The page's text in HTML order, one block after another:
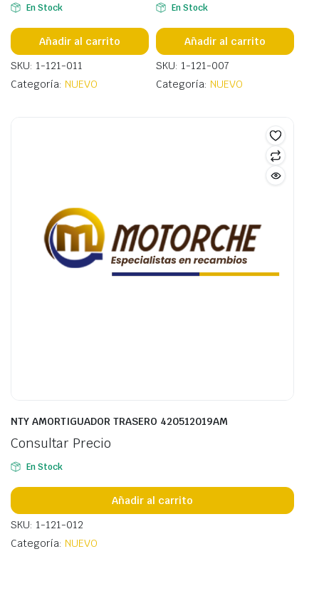
En Stock
Añadir al carrito
SKU: 1-121-011
Categoría: NUEVO
En Stock
Añadir al carrito
SKU: 1-121-007
Categoría: NUEVO
NTY AMORTIGUADOR TRASERO 420512019AM
Consultar Precio
En Stock
Añadir al carrito
SKU: 1-121-012
Categoría: NUEVO